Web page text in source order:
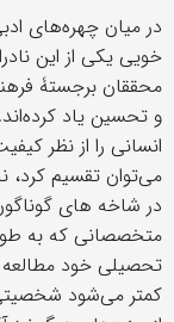
در میان چهره‌های
خویی یکی از این
محققان برجستۀ
و تحسین یاد
انسانی را از نظر
می‌توان تقسیم
در شاخه های
متخصصانی که به
تحصیلی خود مطالعه
کمتر می‌شود